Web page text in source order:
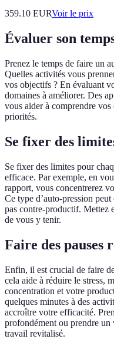
359.10 EURVoir le prix
Évaluer son
Prenez le temps de faire un
Quelles activités vous
vos objectifs ? En évaluant
domaines à améliorer. Des
vous aider à comprendre
priorités.
Se fixer des
Se fixer des limites pour
efficace. Par exemple, en
rapport, vous concentrerez
Ce type d’auto-pression
pas contre-productif. Mettez
de vous y tenir.
Faire des pauses
Enfin, il est crucial de faire
cela aide à réduire le stress,
concentration et votre
quelques minutes à des
accroître votre efficacité.
profondément ou prendre un
travail revitalisé.